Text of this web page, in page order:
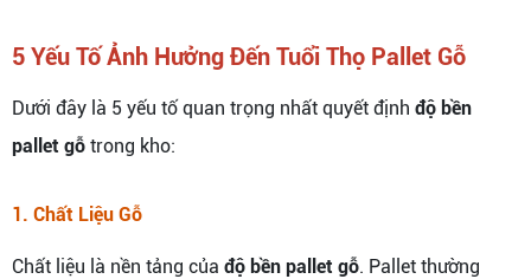
5 Yếu Tố Ảnh Hưởng Đến Tuổi Thọ Pallet Gỗ
Dưới đây là 5 yếu tố quan trọng nhất quyết định độ bền
pallet gỗ trong kho:
1. Chất Liệu Gỗ
Chất liệu là nền tảng của độ bền pallet gỗ. Pallet thường